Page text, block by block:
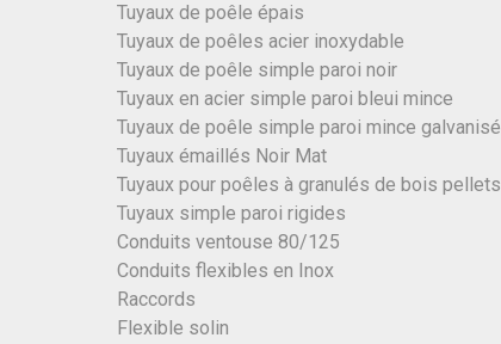
Tuyaux de poêle épais
Tuyaux de poêles acier inoxydable
Tuyaux de poêle simple paroi noir
Tuyaux en acier simple paroi bleui mince
Tuyaux de poêle simple paroi mince galvanisé
Tuyaux émaillés Noir Mat
Tuyaux pour poêles à granulés de bois pellets
Tuyaux simple paroi rigides
Conduits ventouse 80/125
Conduits flexibles en Inox
Raccords
Flexible solin